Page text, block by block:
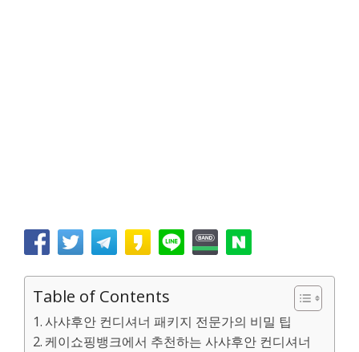
Table of Contents
사샤후안 컨디셔너 패키지 전문가의 비밀 팁
케이쇼핑뱅크에서 추천하는 사샤후안 컨디셔너